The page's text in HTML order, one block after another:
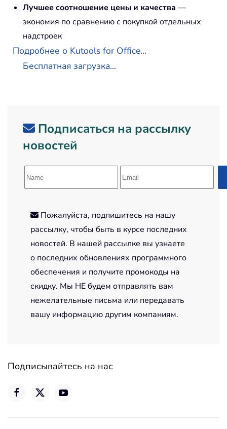
Лучшее соотношение цены и качества —
экономия по сравнению с покупкой отдельных
надстроек
Подробнее о Kutools for Office...
Бесплатная загрузка...
Подписаться на рассылку
новостей
Пожалуйста, подпишитесь на нашу
рассылку, чтобы быть в курсе последних
новостей. В нашей рассылке вы узнаете
о последних обновлениях программного
обеспечения и получите промокоды на
скидку. Мы НЕ будем отправлять вам
нежелательные письма или передавать
вашу информацию другим компаниям.
Подписывайтесь на нас